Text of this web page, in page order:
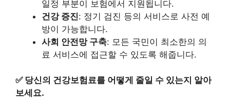
일정 부분이 보험에서 지원됩니다.
건강 증진: 정기 검진 등의 서비스로 사전 예
방이 가능합니다.
사회 안전망 구축: 모든 국민이 최소한의 의
료 서비스에 접근할 수 있도록 해줍니다.
✅ 당신의 건강보험료를 어떻게 줄일 수 있는지 알아
보세요.